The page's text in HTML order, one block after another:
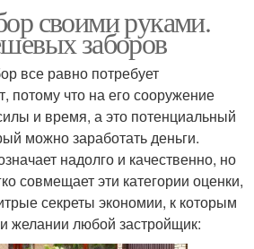
своими руками.
заборов
все равно потребует
потому что на его сооружение
и время, а это потенциальный
можно заработать деньги.
надолго и качественно, но
совмещает эти категории оценки,
секреты экономии, к которым
желании любой застройщик: